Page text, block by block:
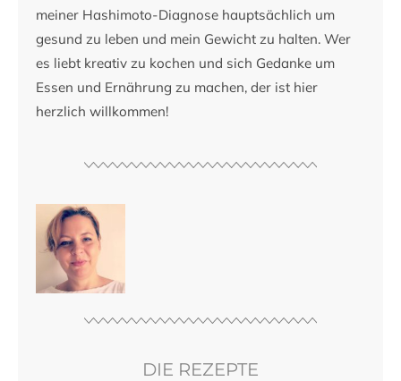
meiner Hashimoto-Diagnose hauptsächlich um
gesund zu leben und mein Gewicht zu halten. Wer
es liebt kreativ zu kochen und sich Gedanke um
Essen und Ernährung zu machen, der ist hier
herzlich willkommen!
DIE REZEPTE